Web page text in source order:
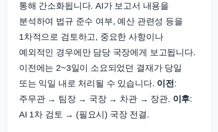
통해 간소화됩니다. AI가 보고서 내용을
분석하여 법규 준수 여부, 예산 관련성 등을
1차적으로 검토하고, 중요한 사항이나
예외적인 경우에만 담당 국장에게 보고됩니다.
이전에는 2~3일이 소요되었던 결재가 당일
또는 익일 내로 처리될 수 있습니다. 이전 :
주무관 → 팀장 → 국장 → 차관 → 장관. 이후:
AI 1차 검토 → (필요시) 국장 전결.